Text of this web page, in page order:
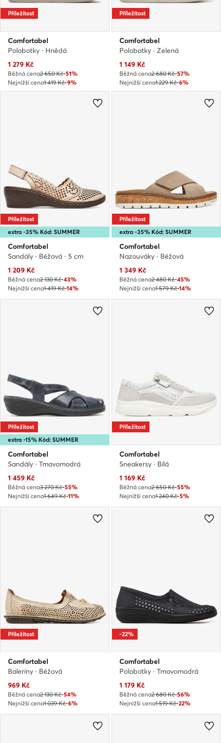
Příležitost
Comfortabel
Polobotky · Hnědá
Aktuální cena
1 279 Kč
Běžná cena2 650 Kč-51%
Nejnižší cena1 419 Kč-9%
Příležitost
Comfortabel
Polobotky · Zelená
Aktuální cena
1 149 Kč
Běžná cena2 680 Kč-57%
Nejnižší cena1 229 Kč-6%
extra -35% Kód: SUMMER
Příležitost
Comfortabel
Sandály · Béžová · 5 cm
Aktuální cena
1 209 Kč
Běžná cena2 130 Kč-43%
Nejnižší cena1 419 Kč-14%
extra -35% Kód: SUMMER
Příležitost
Comfortabel
Nazouváky · Béžová
Aktuální cena
1 349 Kč
Běžná cena2 480 Kč-45%
Nejnižší cena1 579 Kč-14%
extra -15% Kód: SUMMER
Příležitost
Comfortabel
Sandály · Tmavomodrá
Aktuální cena
1 459 Kč
Běžná cena3 270 Kč-55%
Nejnižší cena1 649 Kč-11%
Příležitost
Comfortabel
Sneakersy · Bílá
Aktuální cena
1 169 Kč
Běžná cena2 650 Kč-55%
Nejnižší cena1 240 Kč-5%
Příležitost
Comfortabel
Baleríny · Béžová
Aktuální cena
969 Kč
Běžná cena2 130 Kč-54%
Nejnižší cena1 039 Kč-6%
-22%
Comfortabel
Polobotky · Tmavomodrá
Aktuální cena
1 179 Kč
Běžná cena2 680 Kč-56%
Nejnižší cena1 519 Kč-22%